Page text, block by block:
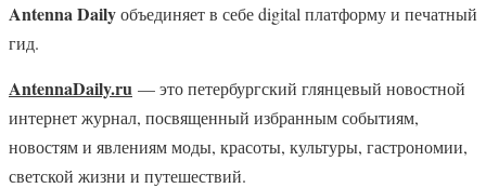
Antenna Dailyобъединяет в себе digital платформу и печатный
гид.
AntennaDaily.ru — это петербургский глянцевый новостной
интернет журнал, посвященный избранным событиям,
новостям и явлениям моды, красоты, культуры, гастрономии,
светской жизни и путешествий.